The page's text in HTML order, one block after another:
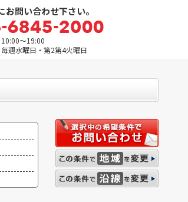
お問い合わせ下さい。
～19:00
週水曜日・第2第4火曜日